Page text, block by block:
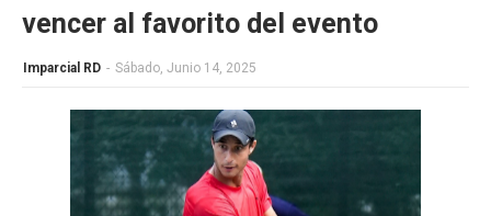
vencer al favorito del evento
Imparcial RD - Sábado, Junio 14, 2025